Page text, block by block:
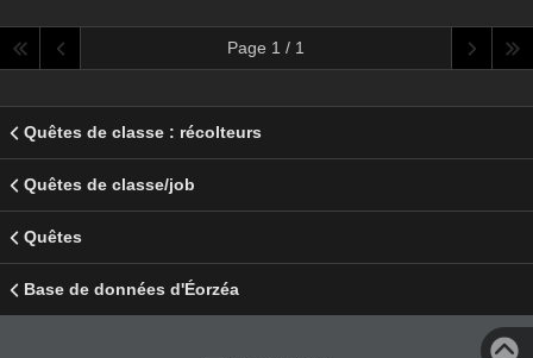
Page 1 / 1
Quêtes de classe : récolteurs
Quêtes de classe/job
Quêtes
Base de données d'Éorzéa